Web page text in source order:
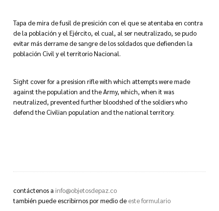
Tapa de mira de fusil de presición con el que se atentaba en contra
de la población y el Ejército, el cual, al ser neutralizado, se pudo
evitar más derrame de sangre de los soldados que defienden la
población Civil y el territorio Nacional.
Sight cover for a presision rifle with which attempts were made
against the population and the Army, which, when it was
neutralized, prevented further bloodshed of the soldiers who
defend the Civilian population and the national territory.
contáctenos a info@objetosdepaz.co
también puede escribirnos por medio de este formulario